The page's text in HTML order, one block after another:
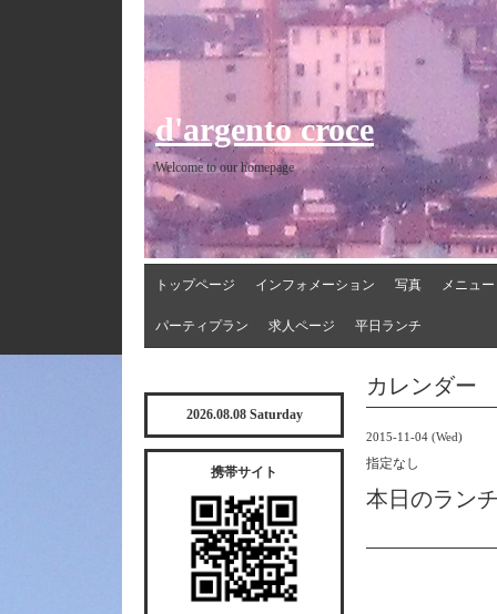
d'argento croce
Welcome to our homepage
トップページ インフォメーション 写真 メニュー
パーティプラン 求人ページ 平日ランチ
カレンダー
2015-11-04 (Wed)
指定なし
本日のラン
2026.08.08 Saturday
携帯サイト